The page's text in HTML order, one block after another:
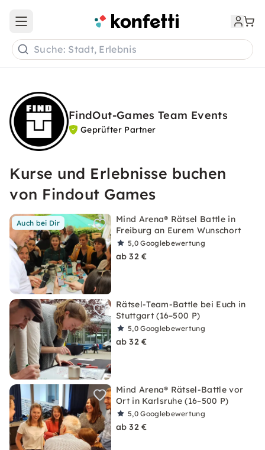
Open main menu
Suche: Stadt, Erlebnis
FindOut-Games Team Events
Geprüfter Partner
Kurse und Erlebnisse buchen
von Findout Games
Auch bei Dir
Mind Arena® Rätsel Battle in
Freiburg an Eurem Wunschort
5,0Googlebewertung
ab 32 €
Rätsel-Team-Battle bei Euch in
Stuttgart (16–500 P)
5,0Googlebewertung
ab 32 €
Mind Arena® Rätsel-Battle vor
Ort in Karlsruhe (16–500 P)
5,0Googlebewertung
ab 32 €